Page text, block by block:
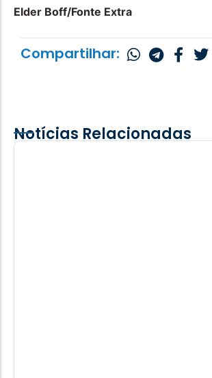
Elder Boff/Fonte Extra
Compartilhar:
Notícias Relacionadas